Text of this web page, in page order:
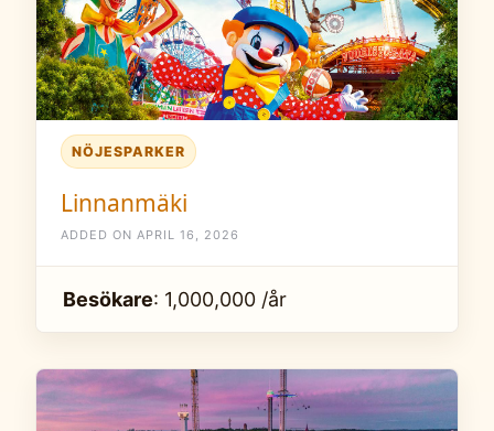
NÖJESPARKER
Linnanmäki
ADDED ON APRIL 16, 2026
Besökare: 1,000,000 /år